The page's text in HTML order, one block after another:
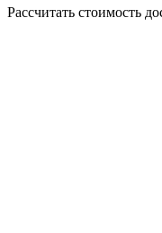
Рассчитать стоимость